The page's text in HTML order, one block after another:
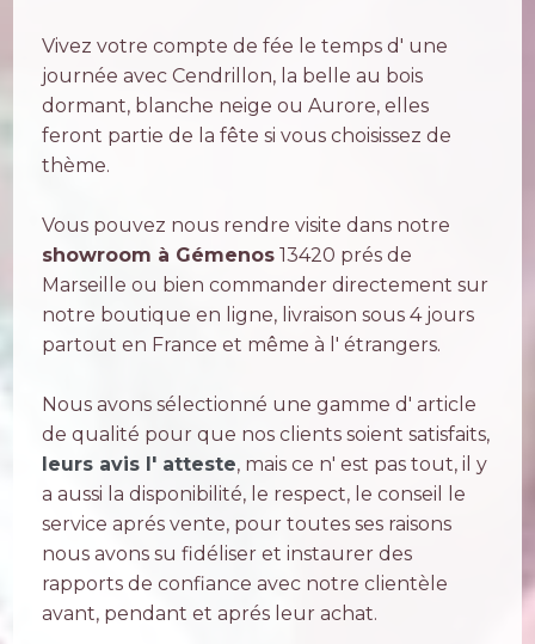
Vivez votre compte de fée le temps d' une
journée avec Cendrillon, la belle au bois
dormant, blanche neige ou Aurore, elles
feront partie de la fête si vous choisissez de
thème.
Vous pouvez nous rendre visite dans notre
showroom à Gémenos 13420 prés de
Marseille ou bien commander directement sur
notre boutique en ligne, livraison sous 4 jours
partout en France et même à l' étrangers.
Nous avons sélectionné une gamme d' article
de qualité pour que nos clients soient satisfaits,
leurs avis l' atteste, mais ce n' est pas tout, il y
a aussi la disponibilité, le respect, le conseil le
service aprés vente, pour toutes ses raisons
nous avons su fidéliser et instaurer des
rapports de confiance avec notre clientèle
avant, pendant et aprés leur achat.